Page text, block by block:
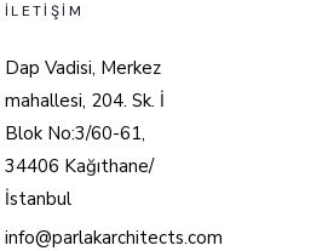
İLETIŞIM
Dap Vadisi, Merkez
mahallesi, 204. Sk. İ
Blok No:3/60-61,
34406 Kağıthane/
İstanbul
info@parlakarchitects.com